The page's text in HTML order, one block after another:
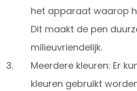
het apparaat waarop
Dit maakt de pen
milieuvriendelijk.
Meerdere kleuren: Er
kleuren gebruikt